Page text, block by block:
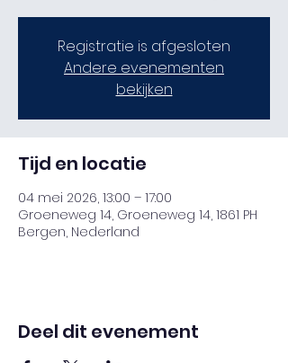
Registratie is afgesloten
Andere evenementen
bekijken
Tijd en locatie
04 mei 2026, 13:00 – 17:00
Groeneweg 14, Groeneweg 14, 1861 PH
Bergen, Nederland
Deel dit evenement